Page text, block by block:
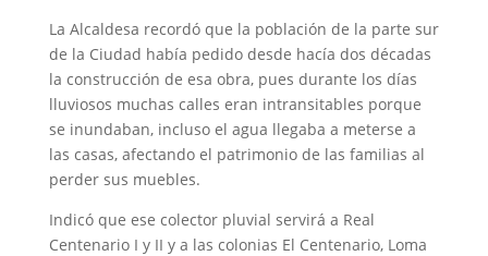
La Alcaldesa recordó que la población de la parte sur
de la Ciudad había pedido desde hacía dos décadas
la construcción de esa obra, pues durante los días
lluviosos muchas calles eran intransitables porque
se inundaban, incluso el agua llegaba a meterse a
las casas, afectando el patrimonio de las familias al
perder sus muebles.
Indicó que ese colector pluvial servirá a Real
Centenario I y II y a las colonias El Centenario, Loma